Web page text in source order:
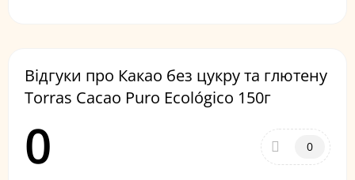
Відгуки про Какао без цукру та глютену
Torras Cacao Puro Ecológico 150г
0 0